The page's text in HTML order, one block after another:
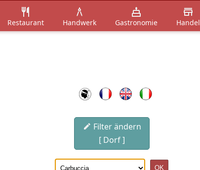
Restaurant Handwerk Gastronomie Handel
Filter ändern
[ Dorf ]